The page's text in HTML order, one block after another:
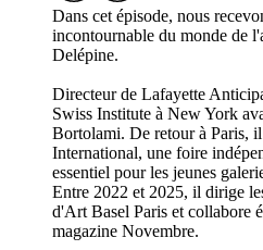
Dans cet épisode, nous
incontournable du monde de
Delépine.
Directeur de Lafayette
Swiss Institute à New York
Bortolami. De retour à Paris,
International, une foire
essentiel pour les jeunes
Entre 2022 et 2025, il dirige
d'Art Basel Paris et collabore
magazine Novembre.